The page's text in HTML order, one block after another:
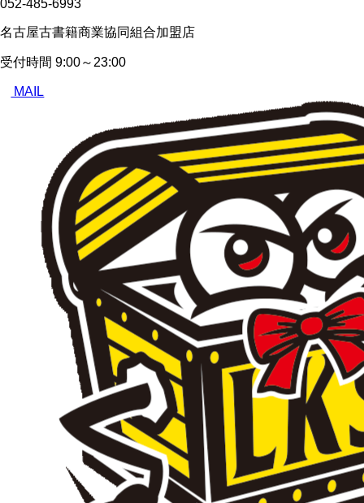
052-485-6993
名古屋古書籍商業協同組合加盟店
受付時間 9:00～23:00
MAIL